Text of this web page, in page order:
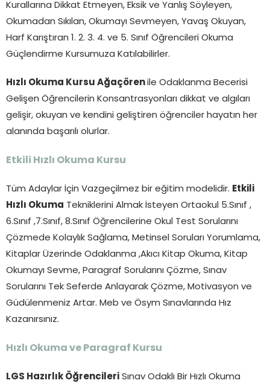
Kurallarına Dikkat Etmeyen, Eksik ve Yanlış Söyleyen,
Okumadan Sıkılan, Okumayı Sevmeyen, Yavaş Okuyan,
Harf Karıştıran 1. 2. 3. 4. ve 5. Sınıf Öğrencileri Okuma
Güçlendirme Kursumuza Katılabilirler.
Hızlı Okuma Kursu Ağaçören ile Odaklanma Becerisi
Gelişen Öğrencilerin Konsantrasyonları dikkat ve algıları
gelişir, okuyan ve kendini geliştiren öğrenciler hayatın her
alanında başarılı olurlar.
Etkili Hızlı Okuma Kursu
Tüm Adaylar İçin Vazgeçilmez bir eğitim modelidir. Etkili
Hızlı Okuma Tekniklerini Almak İsteyen Ortaokul 5.Sınıf ,
6.Sınıf ,7.Sınıf, 8.Sınıf Öğrencilerine Okul Test Sorularını
Çözmede Kolaylık Sağlama, Metinsel Soruları Yorumlama,
Kitaplar Üzerinde Odaklanma ,Akıcı Kitap Okuma, Kitap
Okumayı Sevme, Paragraf Sorularını Çözme, Sınav
Sorularını Tek Seferde Anlayarak Çözme, Motivasyon ve
Güdülenmeniz Artar. Meb ve Ösym Sınavlarında Hız
Kazanırsınız.
Hızlı Okuma ve Paragraf Kursu
LGS Hazırlık Öğrencileri Sınav Odaklı Bir Hızlı Okuma